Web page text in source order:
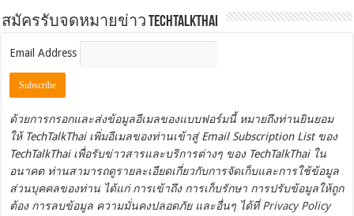
สมัครรับจดหมายข่าว TechTalkThai
Email Address
ด้วยการกรอกและส่งข้อมูลอีเมลของแบบฟอร์มนี้ หมายถึงท่านยินยอม
ให้ TechTalkThai เพิ่มอีเมลของท่านเข้าสู่ Email Subscription List ของ
TechTalkThai เพื่อรับข่าวสารและบริการต่างๆ ของ TechTalkThai ใน
อนาคต ท่านสามารถดูรายละเอียดเกี่ยวกับการจัดเก็บและการใช้ข้อมูล
ส่วนบุคคลของท่าน ได้แก่ การเข้าถึง การเก็บรักษา การปรับข้อมูลให้ถูก
ต้อง การลบข้อมูล ความมั่นคงปลอดภัย และอื่นๆ ได้ที่Privacy Policy